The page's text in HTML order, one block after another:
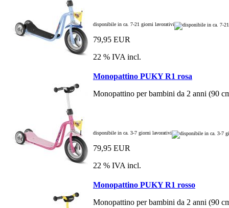
disponibile in ca. 7-21 giorni lavorativi
79,95 EUR
22 % IVA incl.
Monopattino PUKY R1 rosa
Monopattino per bambini da 2 anni (90
disponibile in ca. 3-7 giorni lavorativi
79,95 EUR
22 % IVA incl.
Monopattino PUKY R1 rosso
Monopattino per bambini da 2 anni (90